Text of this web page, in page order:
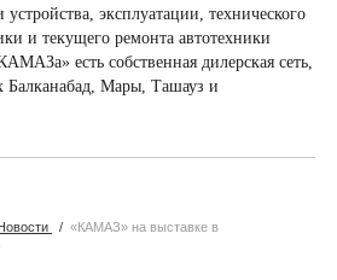
эксплуатации, технического
и текущего ремонта автотехники
есть собственная дилерская сеть,
Балканабад, Мары, Ташауз и
/ «КАМАЗ» на выставке в